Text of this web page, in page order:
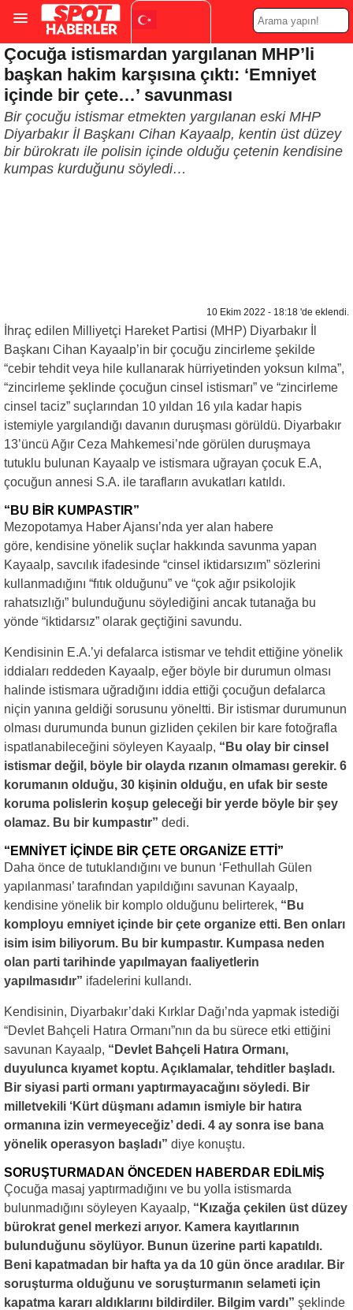
Turkish ▼
Çocuğa istismardan yargılanan MHP’li
başkan hakim karşısına çıktı: ‘Emniyet
içinde bir çete…’ savunması
Bir çocuğu istismar etmekten yargılanan eski MHP
Diyarbakır İl Başkanı Cihan Kayaalp, kentin üst düzey
bir bürokratı ile polisin içinde olduğu çetenin kendisine
kumpas kurduğunu söyledi…
10 Ekim 2022 - 18:18 'de eklendi.
İhraç edilen Milliyetçi Hareket Partisi (MHP) Diyarbakır İl
Başkanı Cihan Kayaalp’in bir çocuğu zincirleme şekilde
“cebir tehdit veya hile kullanarak hürriyetinden yoksun kılma”,
“zincirleme şeklinde çocuğun cinsel istismarı” ve “zincirleme
cinsel taciz” suçlarından 10 yıldan 16 yıla kadar hapis
istemiyle yargılandığı davanın duruşması görüldü. Diyarbakır
13’üncü Ağır Ceza Mahkemesi’nde görülen duruşmaya
tutuklu bulunan Kayaalp ve istismara uğrayan çocuk E.A,
çocuğun annesi S.A. ile tarafların avukatları katıldı.
“BU BİR KUMPASTIR”
Mezopotamya Haber Ajansı’nda yer alan habere
göre, kendisine yönelik suçlar hakkında savunma yapan
Kayaalp, savcılık ifadesinde “cinsel iktidarsızım” sözlerini
kullanmadığını “fıtık olduğunu” ve “çok ağır psikolojik
rahatsızlığı” bulunduğunu söylediğini ancak tutanağa bu
yönde “iktidarsız” olarak geçtiğini savundu.
Kendisinin E.A.’yi defalarca istismar ve tehdit ettiğine yönelik
iddiaları reddeden Kayaalp, eğer böyle bir durumun olması
halinde istismara uğradığını iddia ettiği çocuğun defalarca
niçin yanına geldiği sorusunu yöneltti. Bir istismar durumunun
olması durumunda bunun gizliden çekilen bir kare fotoğrafla
ispatlanabileceğini söyleyen Kayaalp, “Bu olay bir cinsel
istismar değil, böyle bir olayda rızanın olmaması gerekir. 6
korumanın olduğu, 30 kişinin olduğu, en ufak bir seste
koruma polislerin koşup geleceği bir yerde böyle bir şey
olamaz. Bu bir kumpastır” dedi.
“EMNİYET İÇİNDE BİR ÇETE ORGANİZE ETTİ”
Daha önce de tutuklandığını ve bunun ‘Fethullah Gülen
yapılanması’ tarafından yapıldığını savunan Kayaalp,
kendisine yönelik bir komplo olduğunu belirterek, “Bu
komployu emniyet içinde bir çete organize etti. Ben onları
isim isim biliyorum. Bu bir kumpastır. Kumpasa neden
olan parti tarihinde yapılmayan faaliyetlerin
yapılmasıdır” ifadelerini kullandı.
Kendisinin, Diyarbakır’daki Kırklar Dağı’nda yapmak istediği
“Devlet Bahçeli Hatıra Ormanı”nın da bu sürece etki ettiğini
savunan Kayaalp, “Devlet Bahçeli Hatıra Ormanı,
duyulunca kıyamet koptu. Açıklamalar, tehditler başladı.
Bir siyasi parti ormanı yaptırmayacağını söyledi. Bir
milletvekili ‘Kürt düşmanı adamın ismiyle bir hatıra
ormanına izin vermeyeceğiz’ dedi. 4 ay sonra ise bana
yönelik operasyon başladı” diye konuştu.
SORUŞTURMADAN ÖNCEDEN HABERDAR EDİLMİŞ
Çocuğa masaj yaptırmadığını ve bu yolla istismarda
bulunmadığını söyleyen Kayaalp, “Kızağa çekilen üst düzey
bürokrat genel merkezi arıyor. Kamera kayıtlarının
bulunduğunu söylüyor. Bunun üzerine parti kapatıldı.
Beni kapatmadan bir hafta ya da 10 gün önce aradılar. Bir
soruşturma olduğunu ve soruşturmanın selameti için
kapatma kararı aldıklarını bildirdiler. Bilgim vardı” şeklinde